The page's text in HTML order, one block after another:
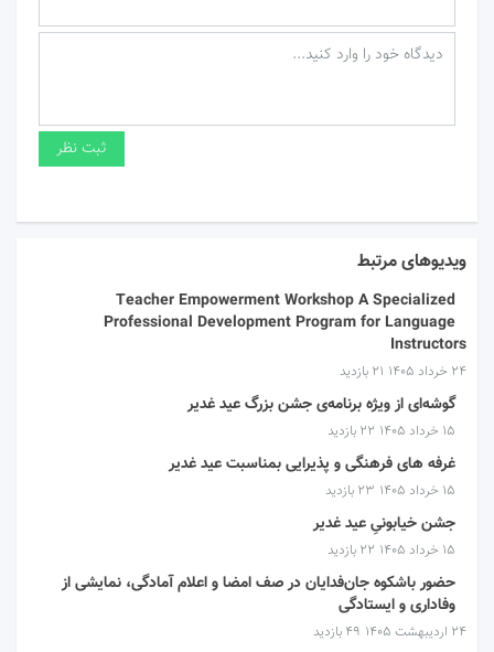
ویدیوهای مرتبط
Teacher Empowerment Workshop A Specialized
Professional Development Program for Language
Instructors
۲۴ خرداد ۱۴۰۵ 21 بازدید
گوشه‌ای از ویژه برنامه‌ی جشن بزرگ عید غدیر
۱۵ خرداد ۱۴۰۵ 22 بازدید
غرفه های فرهنگی و پذیرایی بمناسبت عید غدیر
۱۵ خرداد ۱۴۰۵ 23 بازدید
جشن خیابونیِ عید غدیر
۱۵ خرداد ۱۴۰۵ 22 بازدید
حضور باشکوه جان‌فدایان در صف امضا و اعلام آمادگی، نمایشی از
وفاداری و ایستادگی
۲۴ اردیبهشت ۱۴۰۵ 49 بازدید